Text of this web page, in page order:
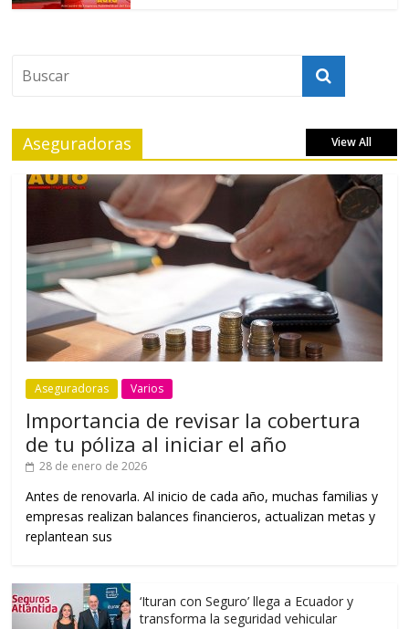
Aseguradoras View All
Aseguradoras Varios
Importancia de revisar la cobertura
de tu póliza al iniciar el año
28 de enero de 2026
Antes de renovarla. Al inicio de cada año, muchas familias y
empresas realizan balances financieros, actualizan metas y
replantean sus
‘Ituran con Seguro’ llega a Ecuador y
transforma la seguridad vehicular